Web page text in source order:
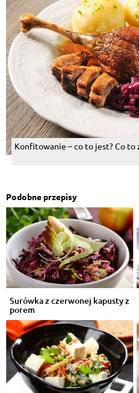
Konfitowanie – co to jest? Co to
Podobne przepisy
Surówka z czerwonej kapusty z
porem